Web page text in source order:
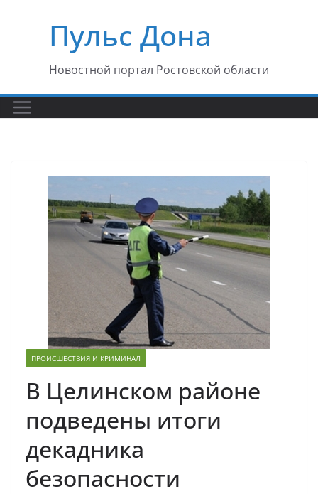
содержимомуПульс Дона
Новостной портал Ростовской области
ПРОИСШЕСТВИЯ И КРИМИНАЛ
В Целинском районе
подведены итоги
декадника
безопасности